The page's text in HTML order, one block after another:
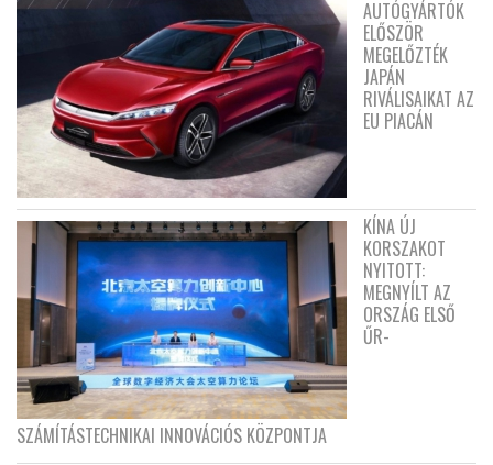
AUTÓGYÁRTÓK
ELŐSZÖR
MEGELŐZTÉK
JAPÁN
RIVÁLISAIKAT AZ
EU PIACÁN
KÍNA ÚJ
KORSZAKOT
NYITOTT:
MEGNYÍLT AZ
ORSZÁG ELSŐ
ŰR-
SZÁMÍTÁSTECHNIKAI INNOVÁCIÓS KÖZPONTJA